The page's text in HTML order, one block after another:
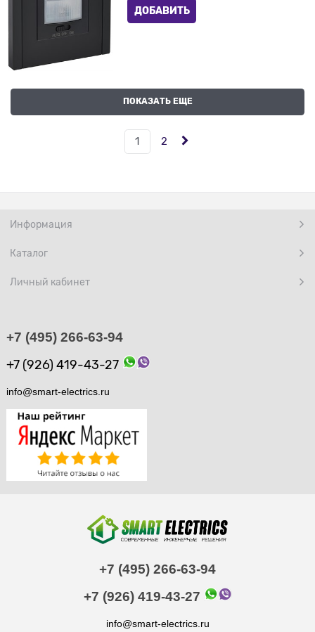
ДОБАВИТЬ
ПОКАЗАТЬ ЕЩЕ
1 2
Информация
Каталог
Личный кабинет
+7 (495) 266-63-94
+7 (926) 419-43-27
info@smart-electrics.ru
+7 (495) 266-63-94
+7 (926) 419-43-27
info@smart-electrics.ru